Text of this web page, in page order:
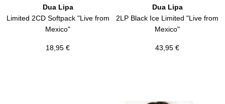
Dua Lipa
Limited 2CD Softpack "Live from
Mexico"
Precio
18,95 €
Dua Lipa
2LP Black Ice Limited "Live from
Mexico"
Precio
43,95 €